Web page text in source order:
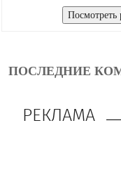
ПОСЛЕДНИЕ
РЕКЛАМА